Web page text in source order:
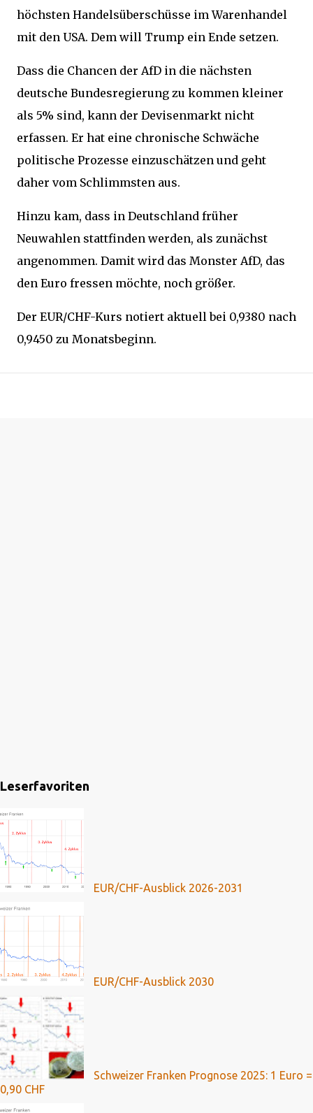
höchsten Handelsüberschüsse im Warenhandel
mit den USA. Dem will Trump ein Ende setzen.
Dass die Chancen der AfD in die nächsten
deutsche Bundesregierung zu kommen kleiner
als 5% sind, kann der Devisenmarkt nicht
erfassen. Er hat eine chronische Schwäche
politische Prozesse einzuschätzen und geht
daher vom Schlimmsten aus.
Hinzu kam, dass in Deutschland früher
Neuwahlen stattfinden werden, als zunächst
angenommen. Damit wird das Monster AfD, das
den Euro fressen möchte, noch größer.
Der EUR/CHF-Kurs notiert aktuell bei 0,9380 nach
0,9450 zu Monatsbeginn.
Leserfavoriten
EUR/CHF-Ausblick 2026-2031
EUR/CHF-Ausblick 2030
Schweizer Franken Prognose 2025: 1 Euro =
0,90 CHF